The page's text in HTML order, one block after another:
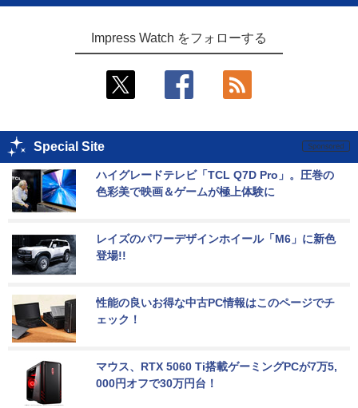
Impress Watch をフォローする
Special Site
ハイグレードテレビ「TCL Q7D Pro」。圧巻の
色彩美で映画＆ゲームが極上体験に
レイズのパワーデザインホイール「M6」に新色
登場!!
性能の良いお得な中古PC情報はこのページでチ
ェック！
マウス、RTX 5060 Ti搭載ゲーミングPCが7万5,
000円オフで30万円台！